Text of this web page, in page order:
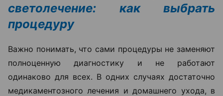
светолечение: как выбрать
процедуру
Важно понимать, что сами процедуры не заменяют
полноценную диагностику и не работают
одинаково для всех. В одних случаях достаточно
медикаментозного лечения и домашнего ухода, в